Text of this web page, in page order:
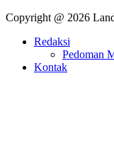
Copyright @ 2026
Redaksi
Pedoman
Kontak